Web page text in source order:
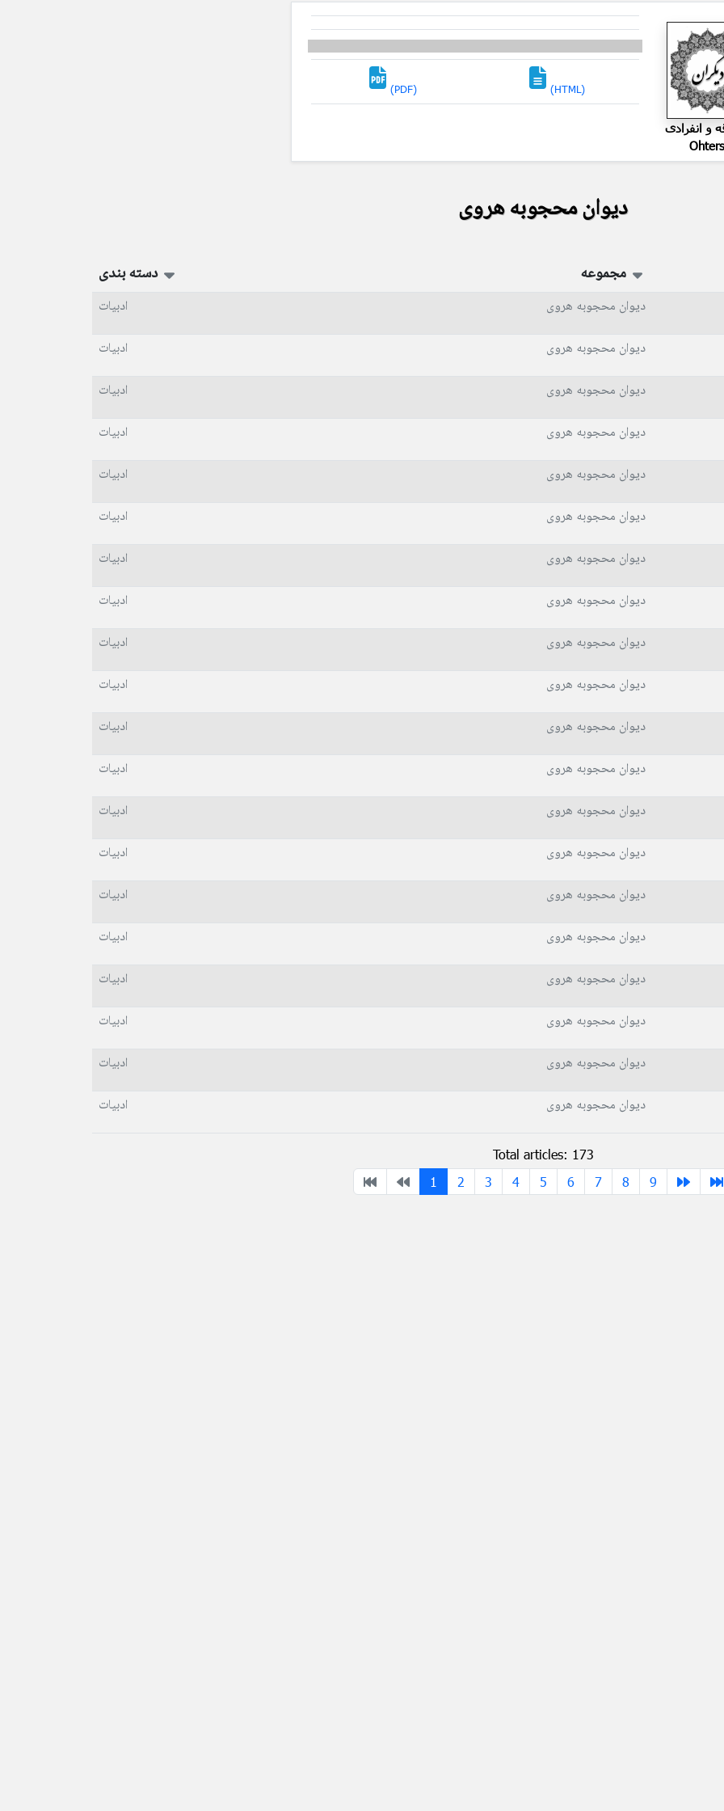
(PDF) (HTML)
و انفرادی
Ohters
دیوان محجوبه هروی
مجموعه دسته بندی
دیوان محجوبه هروی
ادبیات
دیوان محجوبه هروی
ادبیات
دیوان محجوبه هروی
ادبیات
دیوان محجوبه هروی
ادبیات
دیوان محجوبه هروی
ادبیات
دیوان محجوبه هروی
ادبیات
دیوان محجوبه هروی
ادبیات
دیوان محجوبه هروی
ادبیات
دیوان محجوبه هروی
ادبیات
دیوان محجوبه هروی
ادبیات
دیوان محجوبه هروی
ادبیات
دیوان محجوبه هروی
ادبیات
دیوان محجوبه هروی
ادبیات
دیوان محجوبه هروی
ادبیات
دیوان محجوبه هروی
ادبیات
دیوان محجوبه هروی
ادبیات
دیوان محجوبه هروی
ادبیات
دیوان محجوبه هروی
ادبیات
دیوان محجوبه هروی
ادبیات
دیوان محجوبه هروی ادبیات
Total articles: 173
1
2 3 4 5 6 7 8 9